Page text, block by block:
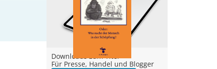
Downloads zum Titel –
Für Presse, Handel und Blogger